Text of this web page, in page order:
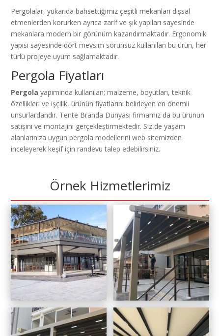
Pergolalar, yukarıda bahsettiğimiz çeşitli mekanları dışsal
etmenlerden korurken ayrıca zarif ve şık yapıları sayesinde
mekanlara modern bir görünüm kazandırmaktadır. Ergonomik
yapısı sayesinde dört mevsim sorunsuz kullanılan bu ürün, her
türlü projeye uyum sağlamaktadır.
Pergola Fiyatları
Pergolayapımında kullanılan; malzeme, boyutları, teknik
özellikleri ve işçilik, ürünün fiyatlarını belirleyen en önemli
unsurlardandır. Tente Branda Dünyası firmamız da bu ürünün
satışını ve montajını gerçekleştirmektedir. Siz de yaşam
alanlarınıza uygun pergola modellerini web sitemizden
inceleyerek keşif için randevu talep edebilirsiniz.
Örnek Hizmetlerimiz